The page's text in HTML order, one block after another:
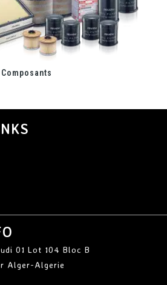
Composants
01 Lot 104 Bloc B
Algerie